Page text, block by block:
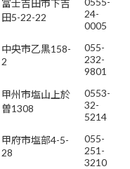
富士吉田市下吉
田5-22-22
24-
0005
中央市乙黒158-
2
055-
232-
9801
甲州市塩山上於
曽1308
0553-
32-
5214
甲府市塩部4-5-
28
055-
251-
3210